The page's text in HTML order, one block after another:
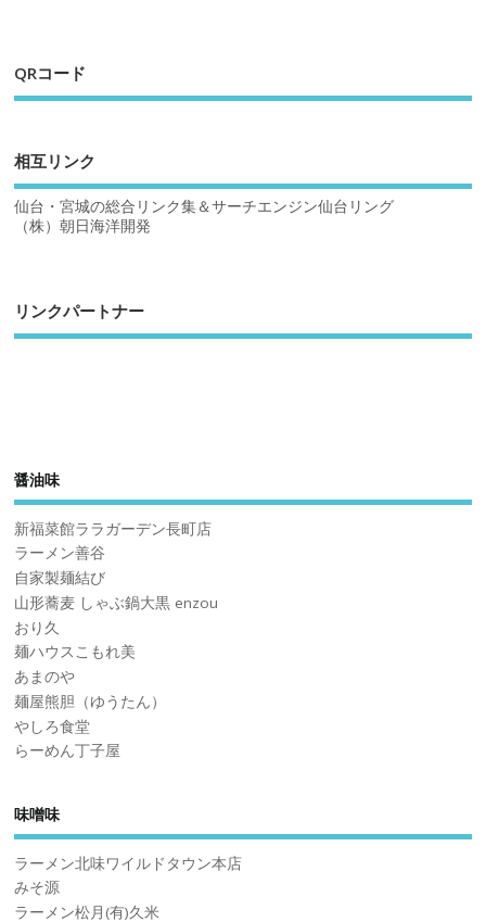
QRコード
相互リンク
仙台・宮城の総合リンク集＆サーチエンジン仙台リング
（株）朝日海洋開発
リンクパートナー
醤油味
新福菜館ララガーデン長町店
ラーメン善谷
自家製麺結び
山形蕎麦 しゃぶ鍋大黒 enzou
おり久
麺ハウスこもれ美
あまのや
麺屋熊胆（ゆうたん）
やしろ食堂
らーめん丁子屋
味噌味
ラーメン北味ワイルドタウン本店
みそ源
ラーメン松月(有)久米